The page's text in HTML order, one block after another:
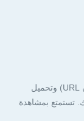
تقوم الأداة تلقائيًا بمعالجة عنوان موقع الويب (عنوان URL) وتحميل
تستمتع بمشاهدة